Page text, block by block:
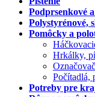
Podprsenkové
Polystyrénové,
Pomôcky a
Hrkálky,
Počítadlá,
Potreby pre